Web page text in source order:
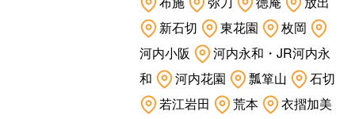
新石切
東花園
枚岡
河内小阪
河内永和・JR河内永
和
河内花園 瓢箪山
石切
若江岩田
荒本
衣摺加美